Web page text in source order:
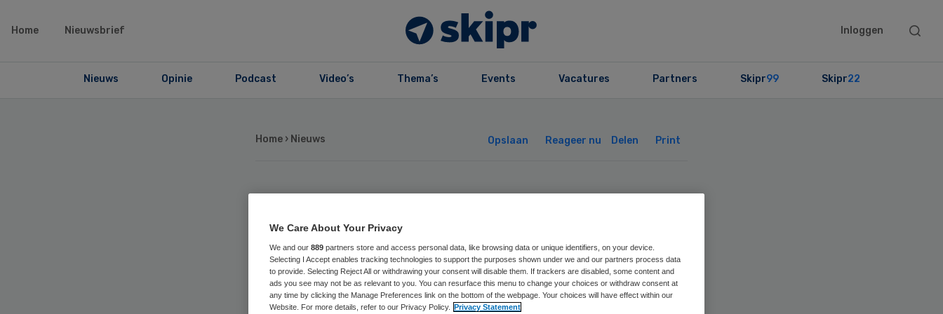
Home Nieuwsbrief Inloggen
Search
Nieuws Opinie Podcast Video’s Thema’s Events Vacatures Partners Skipr99 Skipr22
Home › Nieuws Opslaan Reageer nu Delen Print
‘Schaf eigen risico af
voor chronisch ggz-
patiënten’
We Care About Your Privacy
We and our 889 partners store and access personal data, like browsing data or unique identifiers, on your device.
Selecting I Accept enables tracking technologies to support the purposes shown under we and our partners process data
to provide. Selecting Reject All or withdrawing your consent will disable them. If trackers are disabled, some content and
ads you see may not be as relevant to you. You can resurface this menu to change your choices or withdraw consent at
any time by clicking the Manage Preferences link on the bottom of the webpage. Your choices will have effect within our
Website. For more details, refer to our Privacy Policy. Privacy Statement